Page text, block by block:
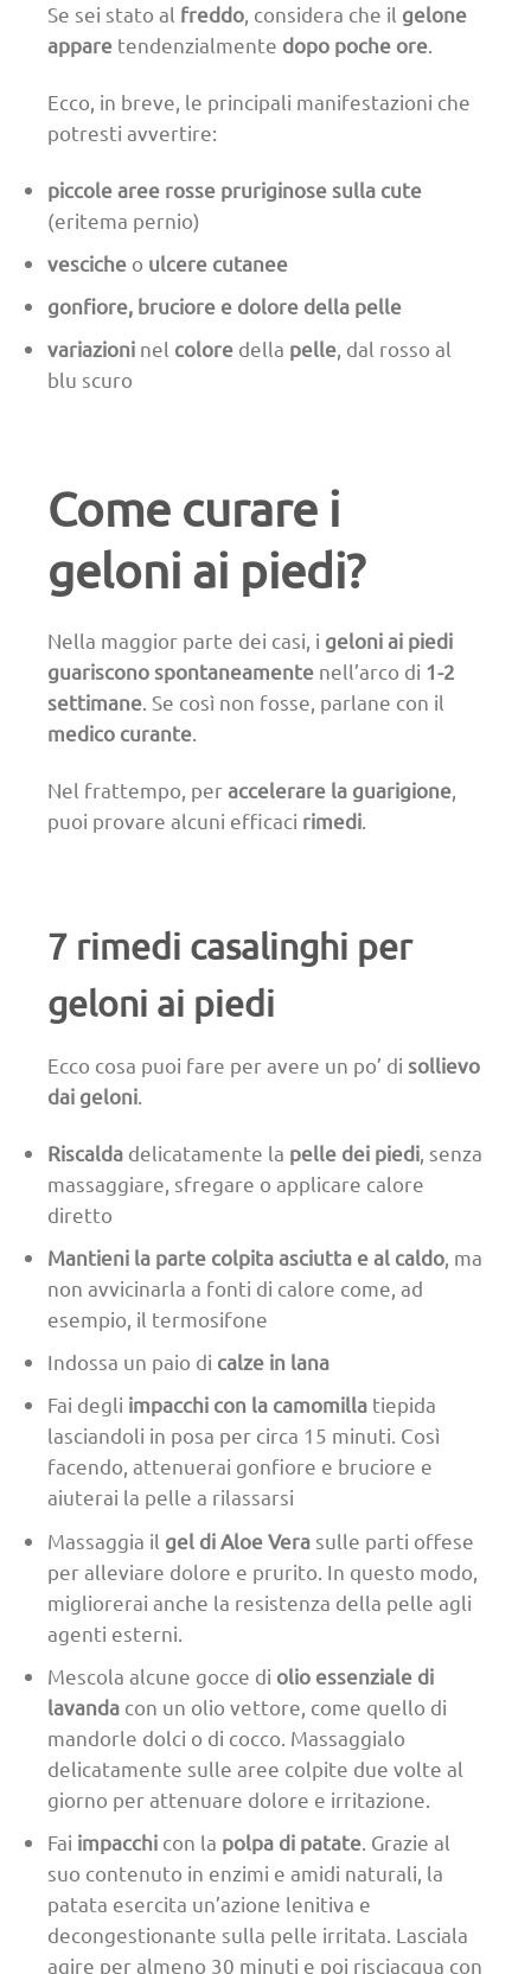
Se sei stato al freddo , considera che il gelone
appare tendenzialmente dopo poche ore
Ecco, in breve, le principali manifestazioni che
potresti avvertire:
piccole aree rosse pruriginose sulla cute
(eritema pernio)
vesciche o ulcere cutanee
gonfiore, bruciore e dolore della pelle
variazioni nel colore della pelle , dal rosso al
blu scuro
Come curare i
geloni ai piedi?
Nella maggior parte dei casi, i geloni ai piedi
guariscono spontaneamente nell’arco di 1-2
settimane . Se così non fosse, parlane con il
medico curante
Nel frattempo, peraccelerare la guarigione
puoi provare alcuni efficaci rimedi
7 rimedi casalinghi per
geloni ai piedi
Ecco cosa puoi fare per avere un po’ di sollievo
dai geloni.
Riscalda delicatamente la pelle dei piedi, senza
massaggiare, sfregare o applicare calore
diretto
Mantieni la parte colpita asciutta e al caldo, ma
non avvicinarla a fonti di calore come, ad
esempio, il termosifone
Indossa un paio di calze in lana
Fai degli impacchi con la camomilla tiepida
lasciandoli in posa per circa 15 minuti. Così
facendo, attenuerai gonfiore e bruciore e
aiuterai la pelle a rilassarsi
Massaggia il gel di Aloe Vera sulle parti offese
per alleviare dolore e prurito. In questo modo,
migliorerai anche la resistenza della pelle agli
agenti esterni.
Mescola alcune gocce di olio essenziale di
lavanda con un olio vettore, come quello di
mandorle dolci o di cocco. Massaggialo
delicatamente sulle aree colpite due volte al
giorno per attenuare dolore e irritazione.
Fai impacchi con la polpa di patate . Grazie al
suo contenuto in enzimi e amidi naturali, la
patata esercita un’azione lenitiva e
decongestionante sulla pelle irritata. Lasciala
agire per almeno 30 minuti e poi risciacqua con